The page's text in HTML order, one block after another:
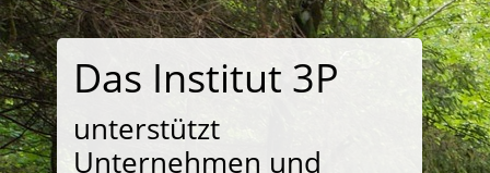
Das Institut 3P
unterstützt
Unternehmen und